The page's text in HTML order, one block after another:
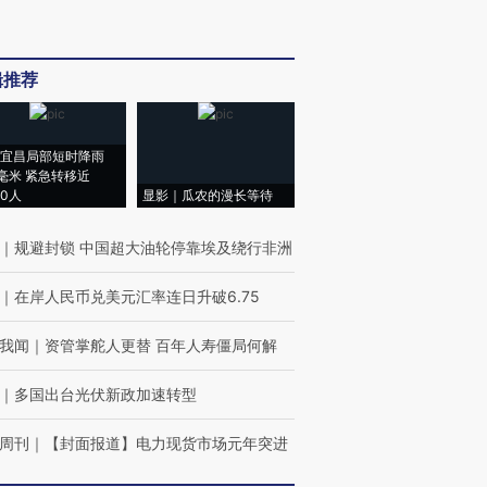
荐
昌局部短时降雨
米 紧急转移近
人
显影｜瓜农的漫长等待
｜ 规避封锁 中国超大油轮停靠埃及绕行非洲
｜ 在岸人民币兑美元汇率连日升破6.75
闻 ｜ 资管掌舵人更替 百年人寿僵局何解
｜ 多国出台光伏新政加速转型
刊 ｜ 【封面报道】电力现货市场元年突进